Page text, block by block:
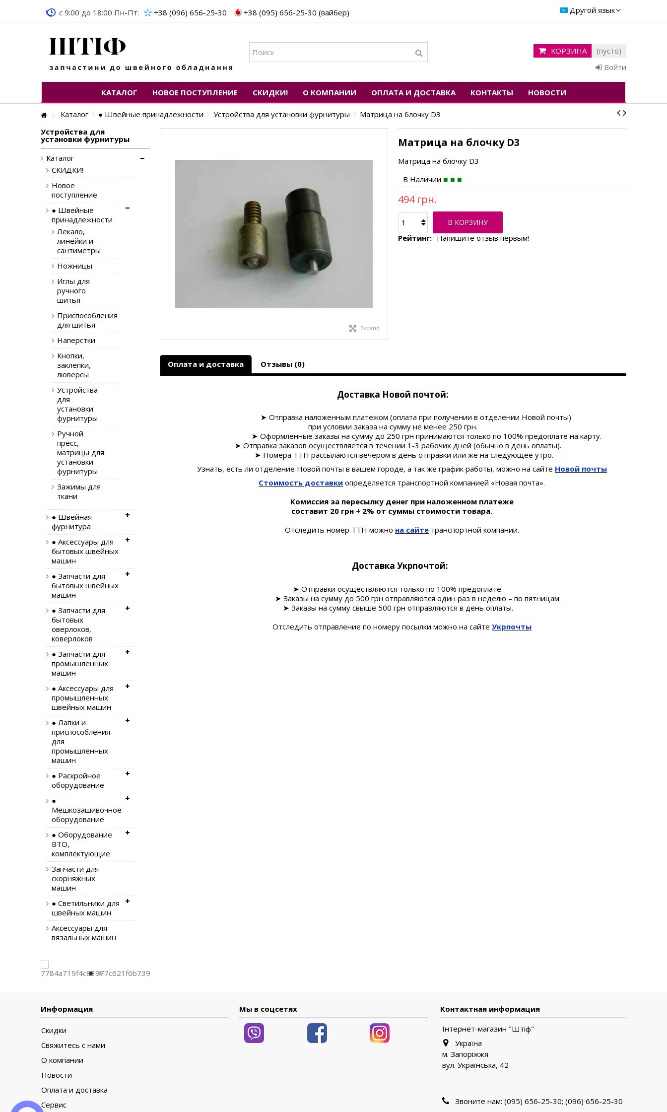
Другой язык
c 9:00 до 18:00 Пн-Пт: +38 (096) 656-25-30 +38 (095) 656-25-30 (вайбер)
КОРЗИНА
(пусто)
Войти
КАТАЛОГ НОВОЕ ПОСТУПЛЕНИЕ СКИДКИ! О КОМПАНИИ ОПЛАТА И ДОСТАВКА КОНТАКТЫ НОВОСТИ
Каталог ● Швейные принадлежности Устройства для установки фурнитуры Матрица на блочку D3
Expand
Матрица на блочку D3
Матрица на блочку D3
В Наличии
494 грн.
В КОРЗИНУ
Рейтинг: Напишите отзыв первым!
Оплата и доставка Отзывы (0)
Доставка Новой почтой:
➤ Отправка наложенным платежом (оплата при получении в отделении Новой почты)
при условии заказа на суммуне менее 250 грн.
➤Оформленные заказы на сумму до 250 грн принимаются только по 100% предоплате на карту.
➤ Отправка заказов осуществляется в течении 1-3 рабочих дней (обычно в день оплаты).
➤ Номера ТТН рассылаются вечером в день отправки или же на следующее утро.
Узнать, есть ли отделение Новой почты в вашем городе, а так же график работы, можно на сайте Новой почты
Стоимость доставки определяется транспортной компанией «Новая почта».
Комиссия за пересылку денег при наложенном платеже
составит 20 грн + 2% от суммы стоимости товара.
Отследить номер ТТН можно на сайтетранспортной компании.
Доставка Укрпочтой:
➤ Отправки осуществляются только по 100% предоплате.
➤ Заказы на сумму до 500 грн отправляются один раз в неделю – по пятницам.
➤ Заказы на сумму свыше 500 грн отправляются в день оплаты.
Отследить отправление по номеру посылки можно на сайте Укрпочты
Устройства для
установки фурнитуры
Каталог
СКИДКИ!
Новое
поступление
● Швейные
принадлежности
Лекало,
линейки и
сантиметры
Ножницы
Иглы для
ручного
шитья
Приспособления
для шитья
Наперстки
Кнопки,
заклепки,
люверсы
Устройства
для
установки
фурнитуры
Ручной
пресс,
матрицы для
установки
фурнитуры
Зажимы для
ткани
● Швейная
фурнитура
● Аксессуары для
бытовых швейных
машин
● Запчасти для
бытовых швейных
машин
● Запчасти для
бытовых
оверлоков,
коверлоков
● Запчасти для
промышленных
машин
● Аксессуары для
промышленных
швейных машин
● Лапки и
приспособления
для
промышленных
машин
● Раскройное
оборудование
●
Мешкозашивочное
оборудование
● Оборудование
ВТО,
комплектующие
Запчасти для
скорняжных
машин
● Светильники для
швейных машин
Аксессуары для
вязальных машин
Информация
Скидки
Свяжитесь с нами
О компании
Новости
Оплата и доставка
Сервис
Мы в соцсетях
Контактная информация
Інтернет-магазин "Штіф"
Україна
м. Запоріжжя
вул. Українська, 42
Звоните нам: (095) 656-25-30; (096) 656-25-30